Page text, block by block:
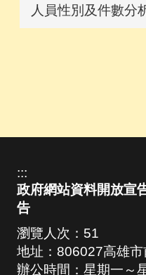
人員性別及件數分
:::
政府網站資料開放宣
告
瀏覽人次： 51
地址：806027高雄
辦公時間：星期一～